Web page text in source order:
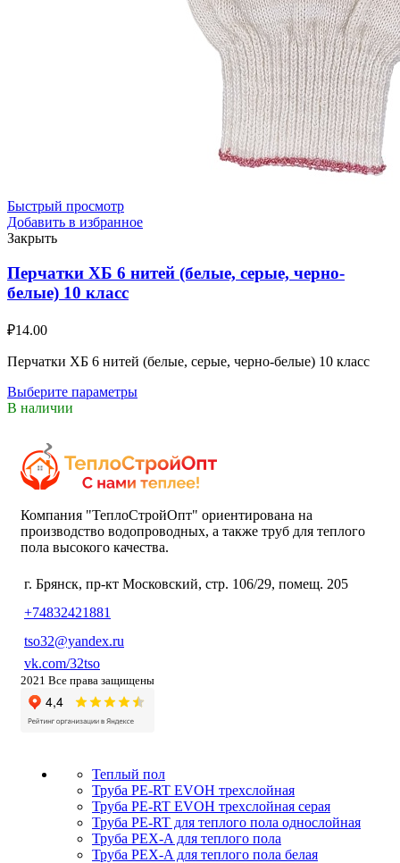
Быстрый просмотр
Добавить в избранное
Закрыть
Перчатки ХБ 6 нитей (белые, серые, черно-
белые) 10 класс
₽14.00
Перчатки ХБ 6 нитей (белые, серые, черно-белые) 10 класс
Выберите параметры
В наличии
Компания "ТеплоСтройОпт" ориентирована на
производство водопроводных, а также труб для теплого
пола высокого качества.
г. Брянск, пр-кт Московский, стр. 106/29, помещ. 205
+74832421881
tso32@yandex.ru
vk.com/32tso
2021 Все права защищены
Теплый пол
Труба PE-RT EVOH трехслойная
Труба PE-RT EVOH трехслойная серая
Труба PE-RT для теплого пола однослойная
Труба PEX-A для теплого пола
Труба PEX-A для теплого пола белая